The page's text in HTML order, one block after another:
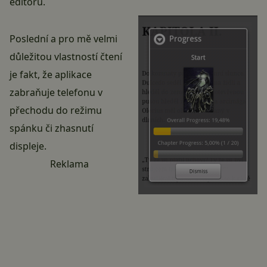
Poslední a pro mě velmi
důležitou vlastností čtení
je fakt, že aplikace
zabraňuje telefonu v
přechodu do režimu
spánku či zhasnutí
displeje.
Reklama